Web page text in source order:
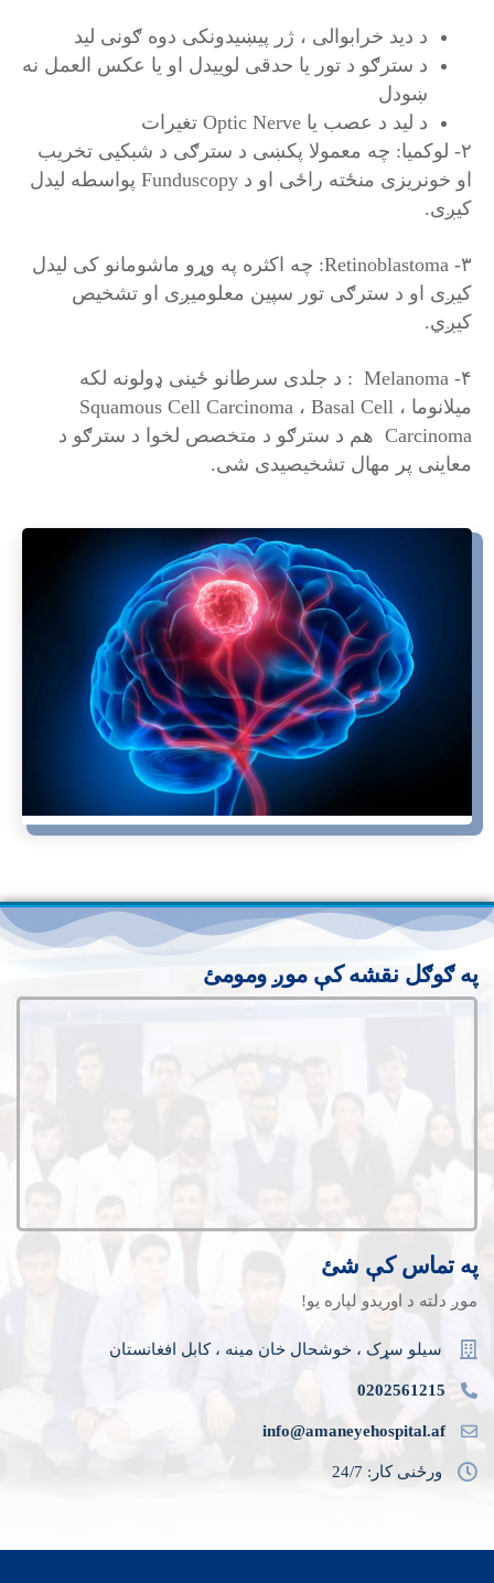
د دید خرابوالی ، ژر پیښیدونکی دوه ګونی لید
د سترګو د تور یا حدقی لوییدل او یا عکس العمل نه
ښودل
د لید د عصب یا Optic Nerve تغیرات
۲- لوکمیا: چه معمولا پکښی د سترګی د شبکیی تخریب
او خونریزی منځته راځی او د Funduscopy پواسطه لیدل
کیږی.
۳- Retinoblastoma: چه اکثره په وړو ماشومانو کی لیدل
کیږی او د سترګی تور سپین معلومیږی او تشخیص
کیږي.
۴- Melanoma : د جلدی سرطانو ځینی ډولونه لکه
میلانوما ، Squamous Cell Carcinoma ، Basal Cell
Carcinoma هم د سترګو د متخصص لخوا د سترګو د
معاینی پر مهال تشخیصیدی شی.
په ګوګل نقشه کې موږ ومومئ
په تماس کې شئ
موږ دلته د اوریدو لپاره یو!
سیلو سړک ، خوشحال خان مینه ، کابل افغانستان
0202561215
info@amaneyehospital.af
ورځنی کار: 24/7